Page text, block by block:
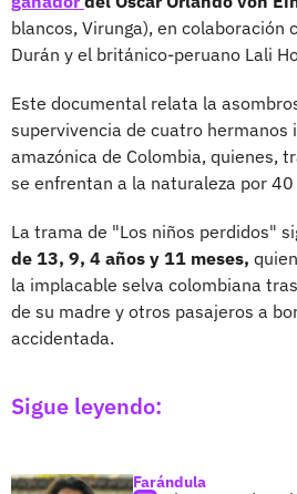
blancos, Virunga), en colaboración
Durán y el británico-peruano Lali
Este documental relata la
supervivencia de cuatro hermanos
amazónica de Colombia, quienes,
se enfrentan a la naturaleza por 40
La trama de "Los niños perdidos"
de 13, 9, 4 años y 11 meses,
la implacable selva colombiana
de su madre y otros pasajeros a
accidentada.
Sigue leyendo:
Farándula